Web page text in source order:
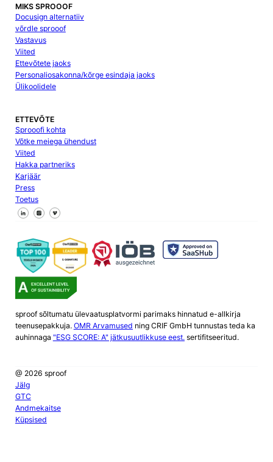
MIKS SPROOOF
Docusign alternatiiv
võrdle sprooof
Vastavus
Viited
Ettevõtete jaoks
Personaliosakonna/kõrge esindaja jaoks
Ülikoolidele
ETTEVÕTE
Sprooofi kohta
Võtke meiega ühendust
Viited
Hakka partneriks
Karjäär
Press
Toetus
Jälgi meid Facebookis
Jälgi meid X
Jälgi meid LinkedInis
sproof sõltumatu ülevaatusplatvormi parimaks hinnatud e-allkirja
teenusepakkuja. OMR Arvamused ning CRIF GmbH tunnustas teda ka
auhinnaga "ESG SCORE: A" jätkusuutlikkuse eest.sertifitseeritud.
@ 2026 sproof
Jälg
GTC
Andmekaitse
Küpsised